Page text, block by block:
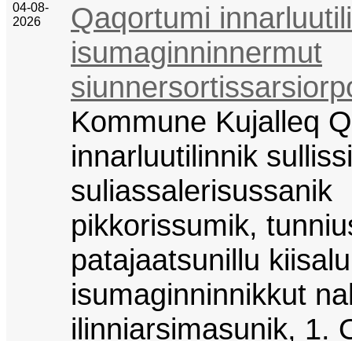
04-08-
2026
Qaqortumi
isumaginninnermut
Kommune Kujalleq
innarluutilinnik
suliassalerisussanik
pikkorissumik,
patajaatsunillu kiisalu
isumaginninnikkut
ilinniarsimasunik, 1.